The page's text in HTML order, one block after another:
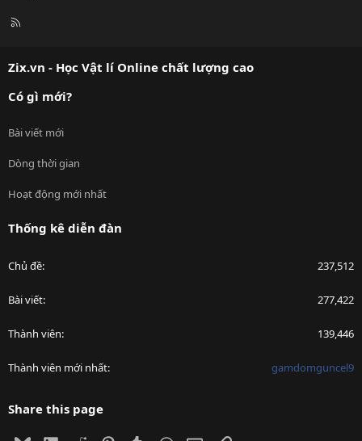
R
Zix.vn - Học Vật lí Online chất lượng cao
Có gì mới?
Bài viết mới
Dòng thời gian
Hoạt động mới nhất
Thống kê diễn đàn
Chủ đề 237,512
Bài viết 277,422
Thành viên 139,446
Thành viên mới nhất gamdomguncel9
Share this page